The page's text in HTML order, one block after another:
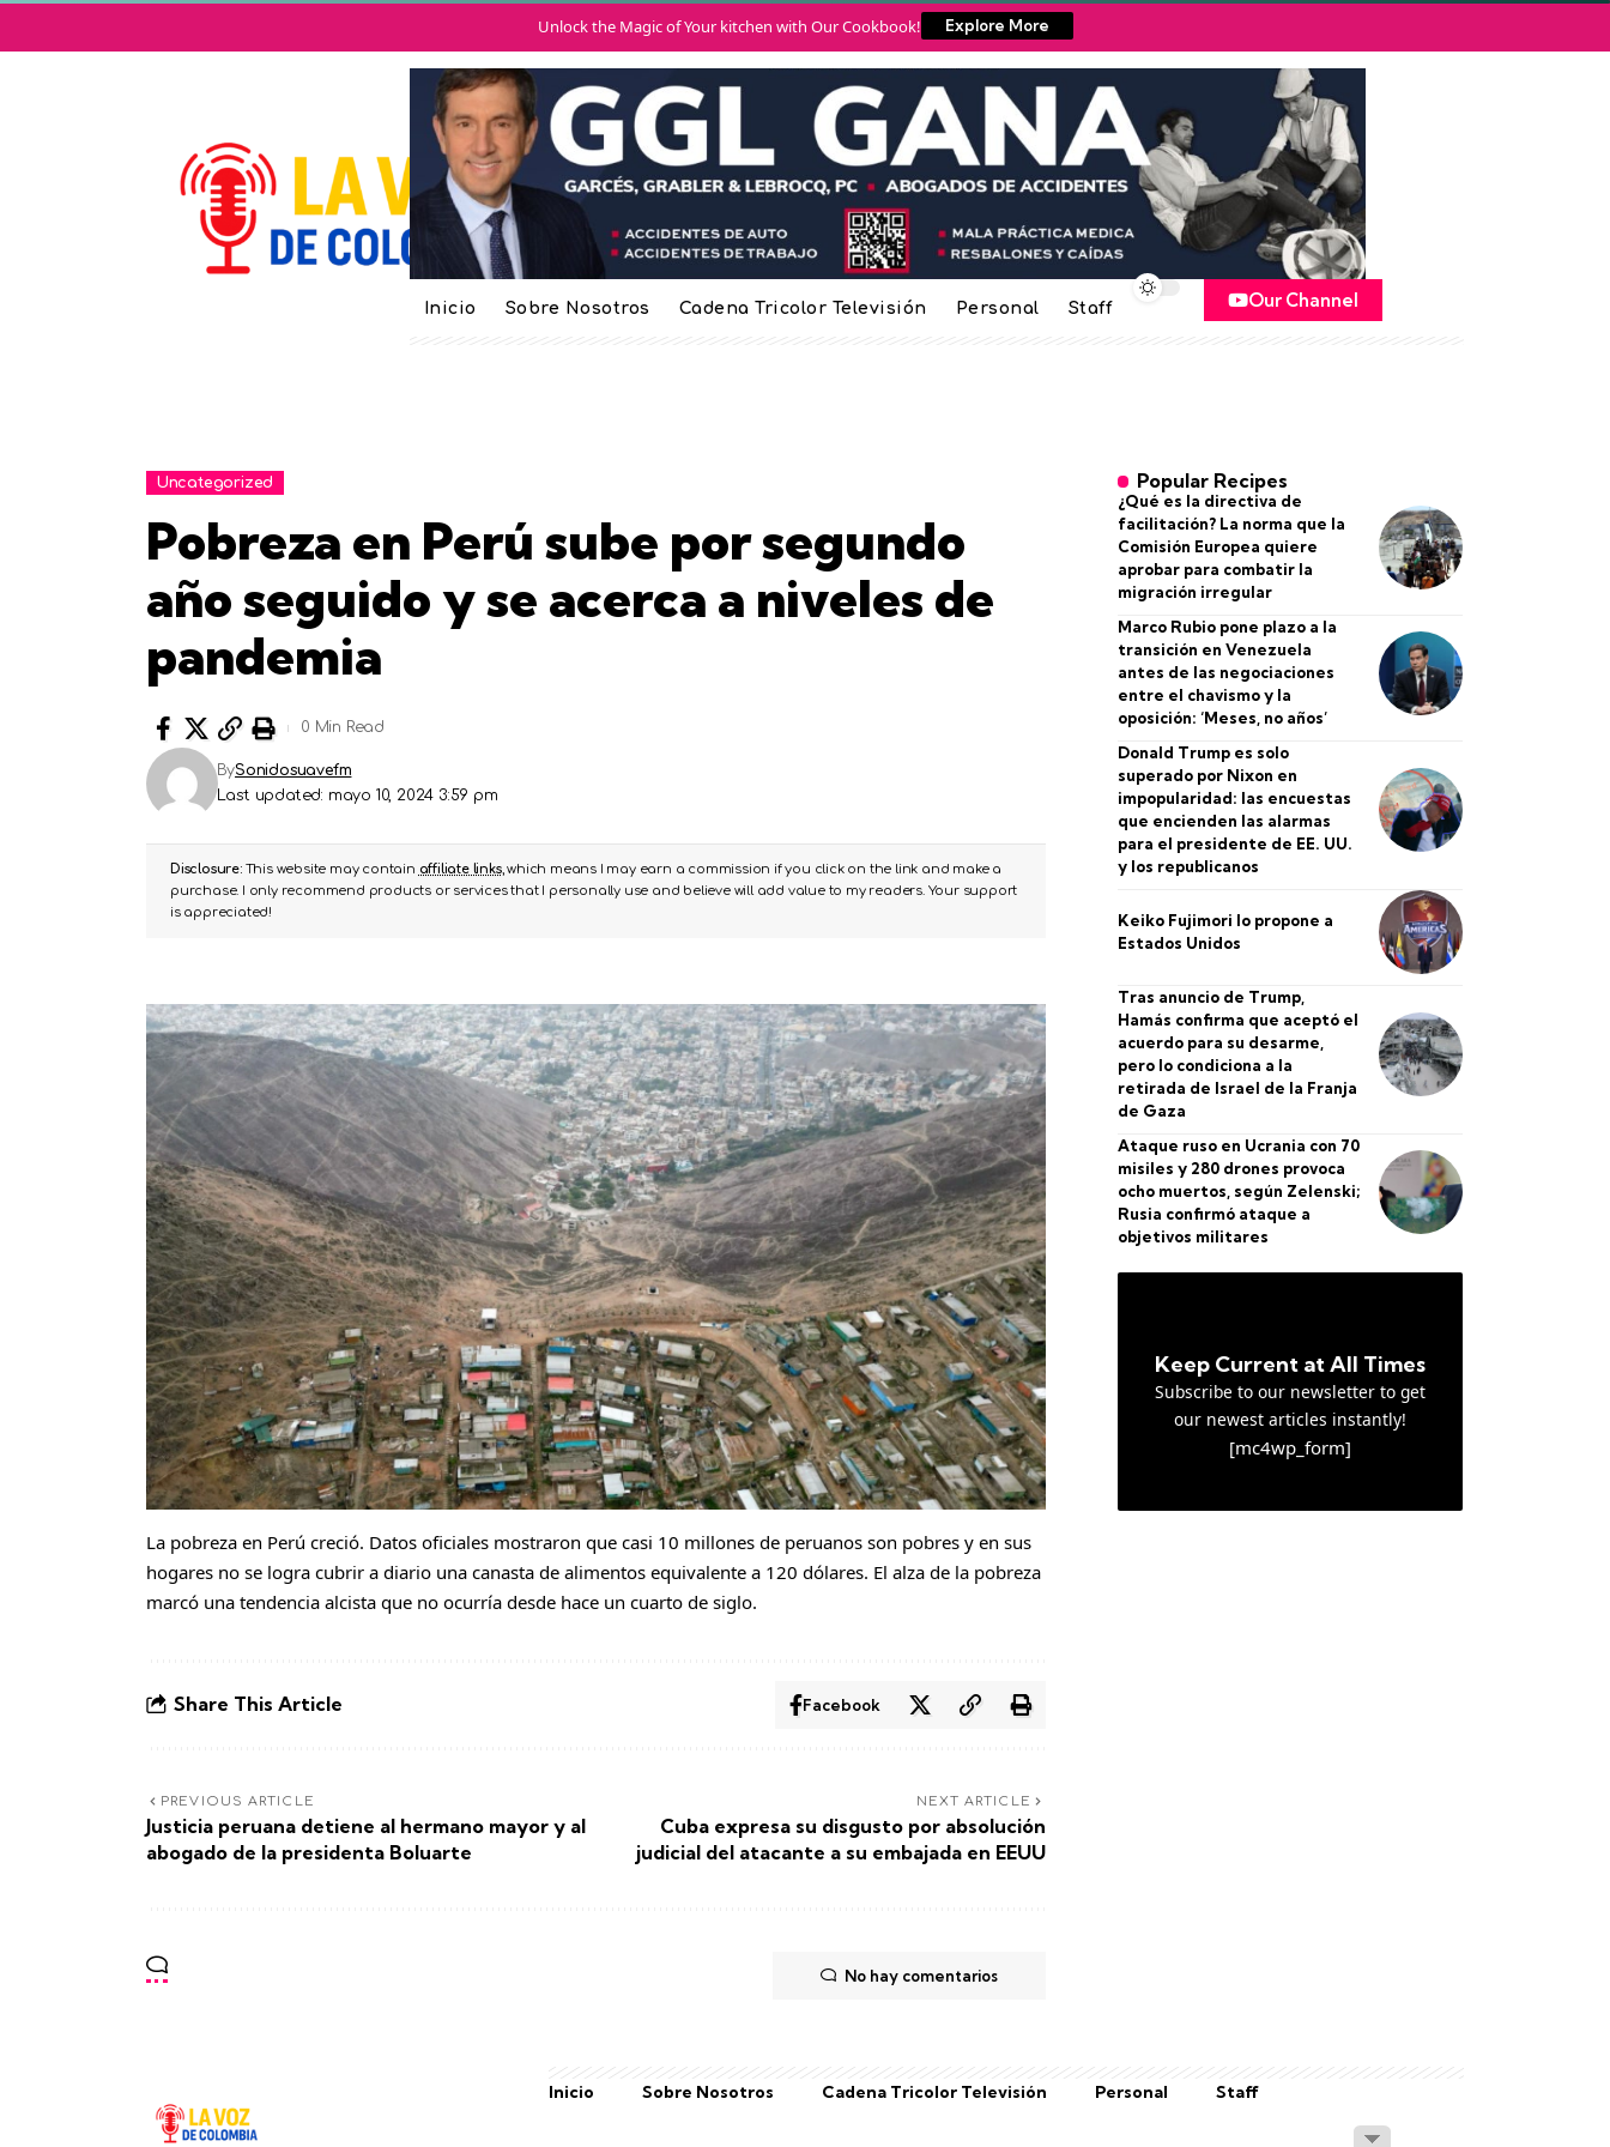
Unlock the Magic of Your kitchen with Our Cookbook! Explore More
Inicio Sobre Nosotros Cadena Tricolor Televisión Personal Staff Our Channel
Uncategorized
Pobreza en Perú sube por segundo
año seguido y se acerca a niveles de
pandemia
Last updated: mayo 10, 2024 3:59 pm
BySonidosuavefm
0 Min Read
Disclosure:This website may contain affiliate links, which means I may earn a commission if you click on the link and make a
purchase. I only recommend products or services that I personally use and believe will add value to my readers. Your support
is appreciated!
La pobreza en Perú creció. Datos oficiales mostraron que casi 10 millones de peruanos son pobres y en sus
hogares no se logra cubrir a diario una canasta de alimentos equivalente a 120 dólares. El alza de la pobreza
marcó una tendencia alcista que no ocurría desde hace un cuarto de siglo.
Share This Article Facebook
PREVIOUS ARTICLE
Justicia peruana detiene al hermano mayor y al
abogado de la presidenta Boluarte
NEXT ARTICLE
Cuba expresa su disgusto por absolución
judicial del atacante a su embajada en EEUU
No hay comentarios
Popular Recipes
¿Qué es la directiva de
facilitación? La norma que la
Comisión Europea quiere
aprobar para combatir la
migración irregular
Marco Rubio pone plazo a la
transición en Venezuela
antes de las negociaciones
entre el chavismo y la
oposición: ‘Meses, no años’
Donald Trump es solo
superado por Nixon en
impopularidad: las encuestas
que encienden las alarmas
para el presidente de EE. UU.
y los republicanos
Keiko Fujimori lo propone a
Estados Unidos
Tras anuncio de Trump,
Hamás confirma que aceptó el
acuerdo para su desarme,
pero lo condiciona a la
retirada de Israel de la Franja
de Gaza
Ataque ruso en Ucrania con 70
misiles y 280 drones provoca
ocho muertos, según Zelenski;
Rusia confirmó ataque a
objetivos militares
Keep Current at All Times
Subscribe to our newsletter to get
our newest articles instantly!
[mc4wp_form]
Inicio Sobre Nosotros Cadena Tricolor Televisión Personal Staff